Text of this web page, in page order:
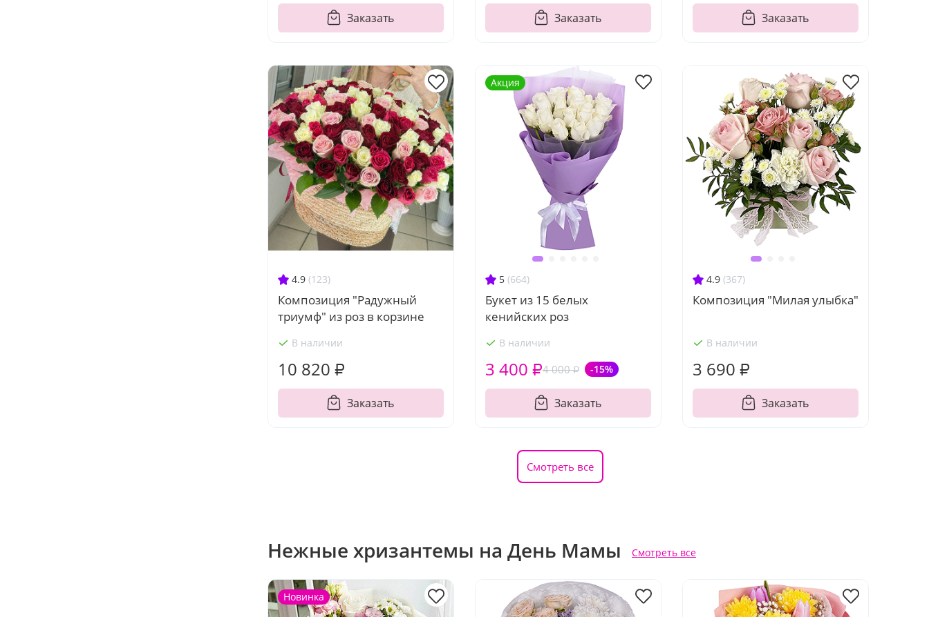
Заказать Заказать Заказать
4.9 (123)
Композиция "Радужный
триумф" из роз в корзине
В наличии
10 820 ₽
Заказать
5 (664)
Букет из 15 белых
кенийских роз
В наличии
4 000 ₽ -15%
3 400 ₽
Заказать
Акция
4.9 (367)
Композиция "Милая улыбка"
В наличии
3 690 ₽
Заказать
Смотреть все
Нежные хризантемы на День Мамы Смотреть все
Новинка